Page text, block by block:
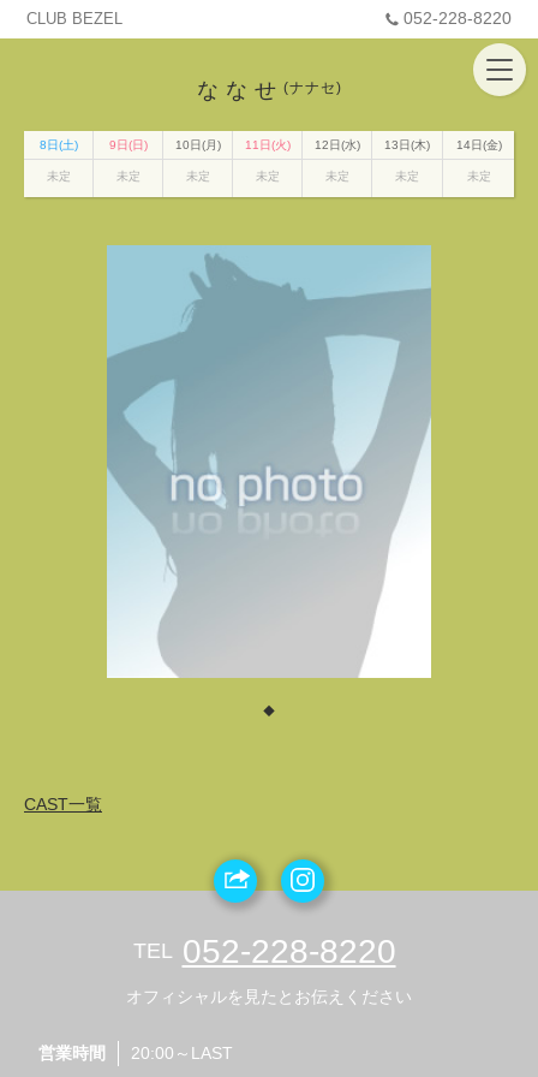
CLUB BEZEL 052-228-8220
ななせ (ナナセ)
8日(土) 9日(日) 10日(月) 11日(火) 12日(水) 13日(木) 14日(金)
未定 未定 未定 未定 未定 未定 未定
◆
CAST一覧
TEL 052-228-8220
オフィシャルを見たとお伝えください
営業時間 20:00～LAST